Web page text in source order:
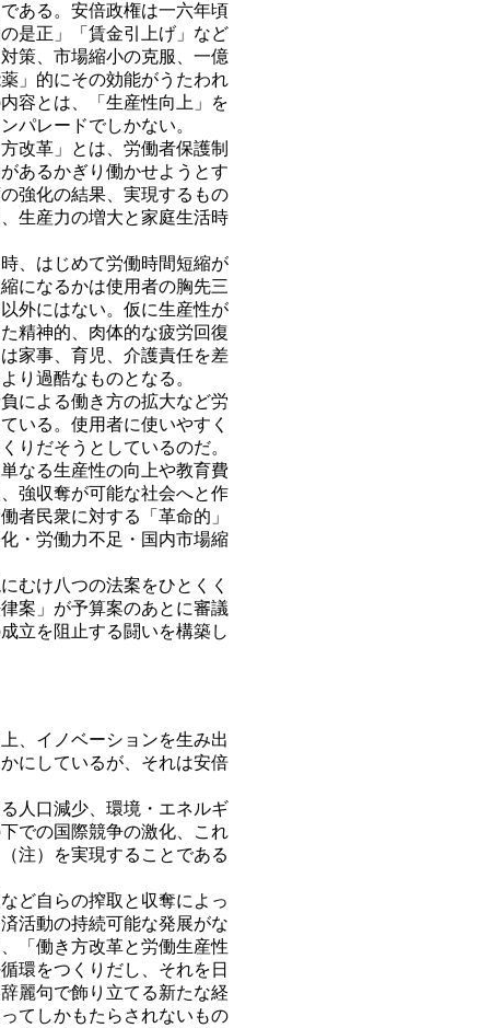
ある。安倍政権は一六年頃
是正」「賃金引上げ」など
策、市場縮小の克服、一億
」的にその効能がうたわれ
容とは、「生産性向上」を
パレードでしかない。
改革」とは、労働者保護制
あるかぎり働かせようとす
強化の結果、実現するもの
生産力の増大と家庭生活時
、はじめて労働時間短縮が
になるかは使用者の胸先三
外にはない。仮に生産性が
精神的、肉体的な疲労回復
家事、育児、介護責任を差
り過酷なものとなる。
による働き方の拡大など労
いる。使用者に使いやすく
りだそうとしているのだ。
なる生産性の向上や教育費
強収奪が可能な社会へと作
者民衆に対する「革命的」
・労働力不足・国内市場縮
むけ八つの法案をひとくく
案」が予算案のあとに審議
立を阻止する闘いを構築し
、イノベーションを生み出
にしているが、それは安倍
人口減少、環境・エネルギ
での国際競争の激化、これ
注）を実現することである
ど自らの搾取と収奪によっ
活動の持続可能な発展がな
「働き方改革と労働生産性
環をつくりだし、それを日
麗句で飾り立てる新たな経
てしかもたらされないもの